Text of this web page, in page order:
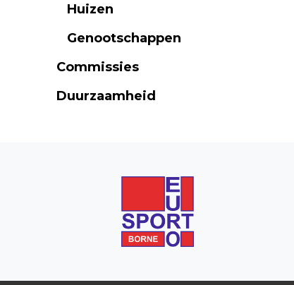
Huizen
Genootschappen
Commissies
Duurzaamheid